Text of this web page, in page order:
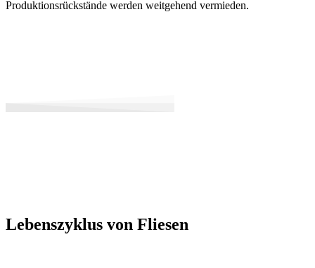
Produktionsrückstände werden weitgehend vermieden.
Lebenszyklus von Fliesen